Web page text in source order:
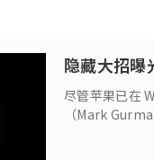
隐藏大招曝
尽管苹果已在
（Mark